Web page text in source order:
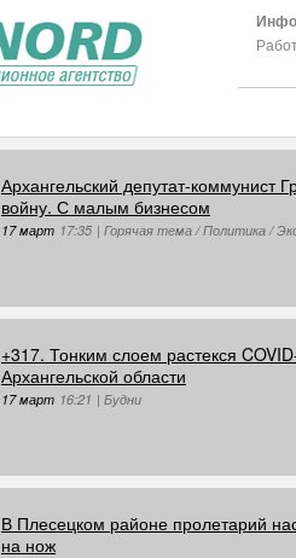
Архангельский депутат-коммунист
войну. С малым бизнесом
17 март 17:35 | Горячая тема / Политика /
+317. Тонким слоем растекся
Архангельской области
17 март 16:21 | Будни
В Плесецком районе пролетарий
на нож